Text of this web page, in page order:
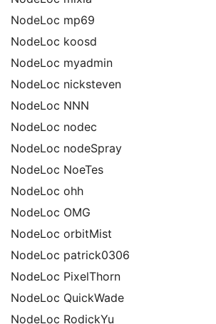
NodeLoc mp69
NodeLoc koosd
NodeLoc myadmin
NodeLoc nicksteven
NodeLoc NNN
NodeLoc nodec
NodeLoc nodeSpray
NodeLoc NoeTes
NodeLoc ohh
NodeLoc OMG
NodeLoc orbitMist
NodeLoc patrick0306
NodeLoc PixelThorn
NodeLoc QuickWade
NodeLoc RodickYu